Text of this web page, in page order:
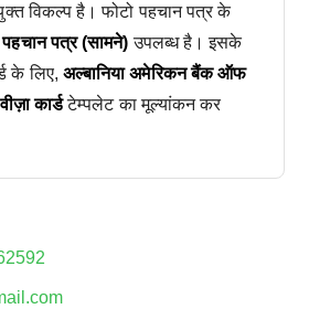
विकल्प है। फोटो पहचान पत्र के
पत्र (सामने) उपलब्ध है। इसके
के लिए, अल्बानिया अमेरिकन बैंक ऑफ
कार्डटेम्पलेट का मूल्यांकन कर